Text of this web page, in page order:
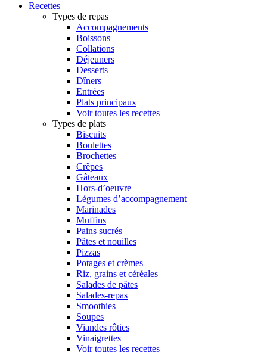
Recettes
Types de repas
Accompagnements
Boissons
Collations
Déjeuners
Desserts
Dîners
Entrées
Plats principaux
Voir toutes les recettes
Types de plats
Biscuits
Boulettes
Brochettes
Crêpes
Gâteaux
Hors-d’oeuvre
Légumes d’accompagnement
Marinades
Muffins
Pains sucrés
Pâtes et nouilles
Pizzas
Potages et crèmes
Riz, grains et céréales
Salades de pâtes
Salades-repas
Smoothies
Soupes
Viandes rôties
Vinaigrettes
Voir toutes les recettes